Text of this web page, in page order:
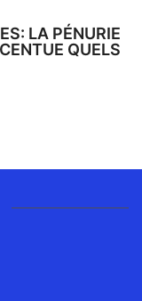
LA PÉNURIE
QUELS